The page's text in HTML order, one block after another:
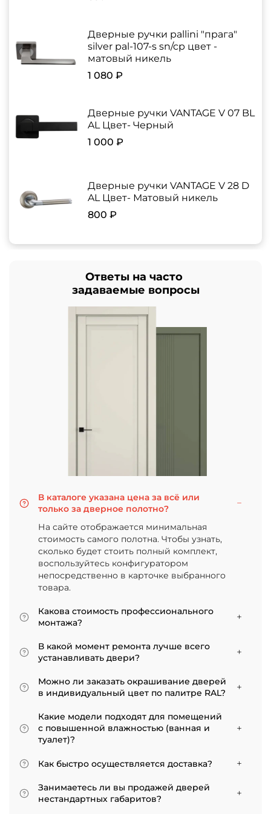
Дверные ручки pallini "прага"
silver pal-107-s sn/cp цвет -
матовый никель
1 080 ₽
Дверные ручки VANTAGE V 07 BL
AL Цвет- Черный
1 000 ₽
Дверные ручки VANTAGE V 28 D
AL Цвет- Матовый никель
800 ₽
Ответы на часто
задаваемые вопросы
В каталоге указана цена за всё или
только за дверное полотно?
На сайте отображается минимальная
стоимость самого полотна. Чтобы узнать,
сколько будет стоить полный комплект,
воспользуйтесь конфигуратором
непосредственно в карточке выбранного
товара.
Какова стоимость профессионального
монтажа?
Итоговая сумма зависит от типа отделки
двери и габаритов проема. Минимальная
цена за установку стандартной двери с
покрытием «экошпон» начинается от 5000
рублей.
В какой момент ремонта лучше всего
устанавливать двери?
Мы советуем приступать к монтажу после
того, как уложено напольное покрытие. В
противном случае из-за изменения уровня
пола полотно может не подойти по высоте, и
его придется подрезать. Оптимально ставить
двери по окончании всех отделочных работ.
лучше заранее подготовить все запилы, но
отделки стен.
Можно ли заказать окрашивание дверей
в индивидуальный цвет по палитре RAL?
ассортименте представлены эмалированные
модели от разных фабрик
Какие модели подходят для помещений
с повышенной влажностью (ванная и
туалет)?
двери с покрытием из экошпона. На нашем
сайте в разделе межкомнатные двери
практически все двери являются
влагостойкими.
Как быстро осуществляется доставка?
Товары, имеющиеся на складе, доставляются
в течение 3–5 рабочих дней. Если дверь
изготавливается по индивидуальному заказу,
Занимаетесь ли вы продажей дверей
нестандартных габаритов?